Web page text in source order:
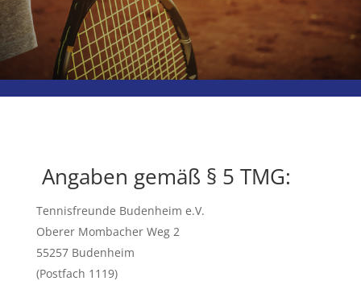
Angaben gemäß § 5 TMG:
Tennisfreunde Budenheim e.V.
Oberer Mombacher Weg 2
55257 Budenheim
(Postfach 1119)